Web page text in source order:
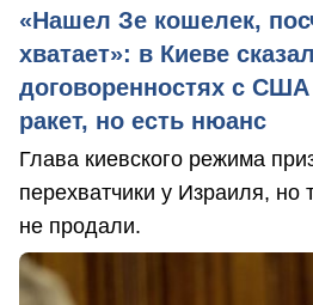
«Нашел Зе кошелек,
хватает»: в Киеве
договоренностях с США
ракет, но есть нюанс
Глава киевского режима
перехватчики у Израиля, но
не продали.